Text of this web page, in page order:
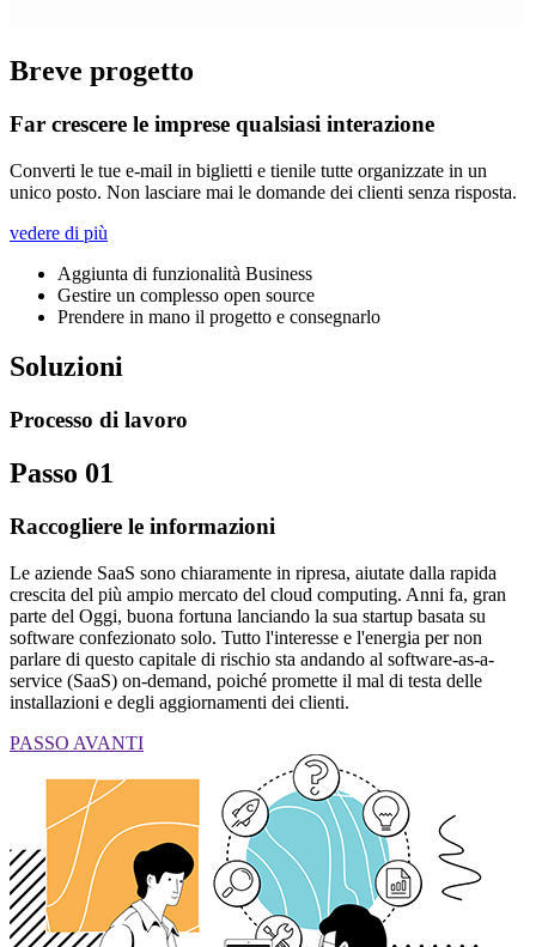
Breve progetto
Far crescere le imprese qualsiasi interazione
Converti le tue e-mail in biglietti e tienile tutte organizzate in un
unico posto. Non lasciare mai le domande dei clienti senza risposta.
vedere di più
Aggiunta di funzionalità Business
Gestire un complesso open source
Prendere in mano il progetto e consegnarlo
Soluzioni
Processo di lavoro
Passo 01
Raccogliere le informazioni
Le aziende SaaS sono chiaramente in ripresa, aiutate dalla rapida
crescita del più ampio mercato del cloud computing. Anni fa, gran
parte del Oggi, buona fortuna lanciando la sua startup basata su
software confezionato solo. Tutto l'interesse e l'energia per non
parlare di questo capitale di rischio sta andando al software-as-a-
service (SaaS) on-demand, poiché promette il mal di testa delle
installazioni e degli aggiornamenti dei clienti.
PASSO AVANTI